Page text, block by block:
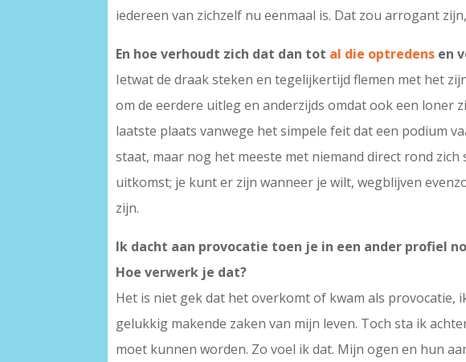
iedereen van zichzelf nu eenmaal is. Dat zou arrogant
En hoe verhoudt zich dat dan tot al die optredens en
Ietwat de draak steken en tegelijkertijd flemen met het
om de eerdere uitleg en anderzijds omdat ook een loner
laatste plaats vanwege het simpele feit dat een podium
staat, maar nog het meeste met niemand direct rond
uitkomst; je kunt er zijn wanneer je wilt, wegblijven
zijn.
Ik dacht aan provocatie toen je in een ander profiel
Hoe verwerk je dat?
Het is niet gek dat het overkomt of kwam als provocatie,
gelukkig makende zaken van mijn leven. Toch sta ik
moet kunnen worden. Zo voel ik dat. Mijn ogen en hun